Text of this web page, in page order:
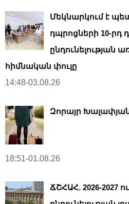
Մեկնարկում է
դպրոցների 10-րդ
ընդունելության
հիմնական փուլը
14:48-03.08.26
Զորայր
18:51-01.08.26
ՃՇՀԱՀ. 2026-2027